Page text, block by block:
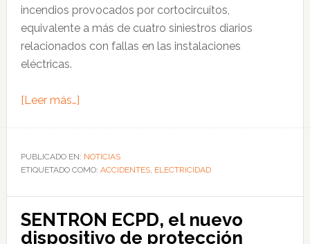
incendios provocados por cortocircuitos,
equivalente a más de cuatro siniestros diarios
relacionados con fallas en las instalaciones
eléctricas.
[Leer más…]acerca
eléctricos
en
70%
PUBLICADO EN: NOTICIAS
ETIQUETADO COMO: ACCIDENTES, ELECTRICIDAD
SENTRON ECPD, el nuevo
dispositivo de protección